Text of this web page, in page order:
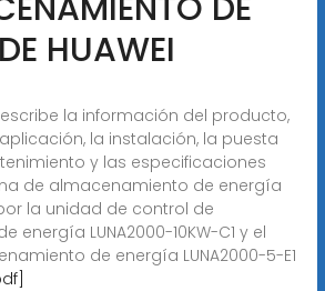
HUAWEI
la información del producto,
la instalación, la puesta
y las especificaciones
de almacenamiento de energía
la unidad de control de
energía LUNA2000-10KW-C1 y el
de energía LUNA2000-5-E1